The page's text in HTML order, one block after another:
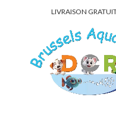
LIVRAISON